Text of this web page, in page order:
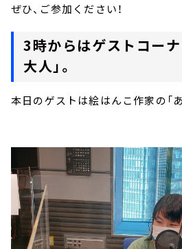
ぜひ、ご参加ください！
3時からはゲストコーナ
大人」。
本日のゲストは絵はんこ作家の「